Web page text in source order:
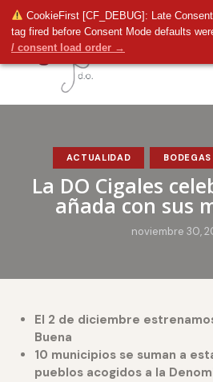
CookieFirst [CF_DEBUG]: Late
tag fired before Consent Mode defaults
/ consent load order →
ACTUALIDAD BODEGAS
La DO Cigales
añada con sus
noviembre 30,
El 2 de diciembre
Buena
10 municipios se suman a
pueblos acogidos a la